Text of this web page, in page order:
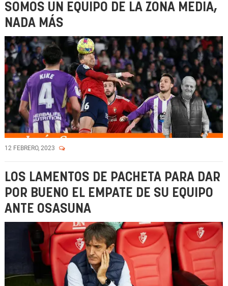
SOMOS UN EQUIPO DE LA ZONA MEDIA,
NADA MÁS
12 FEBRERO, 2023
LOS LAMENTOS DE PACHETA PARA DAR
POR BUENO EL EMPATE DE SU EQUIPO
ANTE OSASUNA